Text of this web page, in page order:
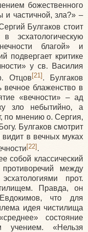
божественного
и частичной, зла?» –
Булгаков стоит
благой» и
подвергает критике
у св. Василия
Отцов [21] . Булгаков
вечное блаженство в
«вечности» – ад
зло небытийно, а
по мнению о. Сергия,
Булгаков смотрит
видит в вечных муках
[22].
собой классический
между
прот.
Правда, он
что для
идея чистилища
состояние
учением. «Нельзя